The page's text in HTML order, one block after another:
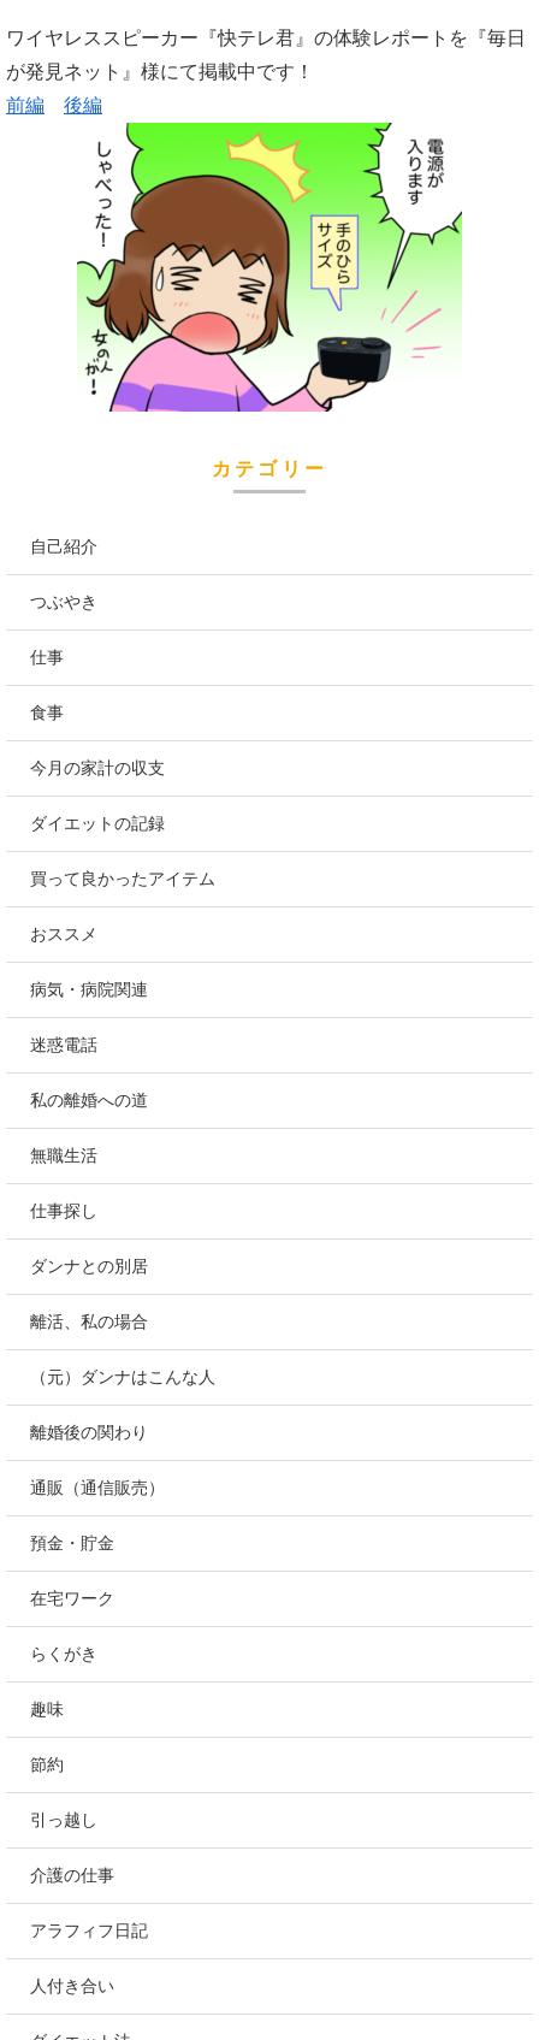
ワイヤレススピーカー『快テレ君』の体験レポートを『毎日
が発見ネット』様にて掲載中です！
前編
後編
カテゴリー
自己紹介
つぶやき
仕事
食事
今月の家計の収支
ダイエットの記録
買って良かったアイテム
おススメ
病気・病院関連
迷惑電話
私の離婚への道
無職生活
仕事探し
ダンナとの別居
離活、私の場合
（元）ダンナはこんな人
離婚後の関わり
通販（通信販売）
預金・貯金
在宅ワーク
らくがき
趣味
節約
引っ越し
介護の仕事
アラフィフ日記
人付き合い